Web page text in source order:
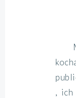
, ich